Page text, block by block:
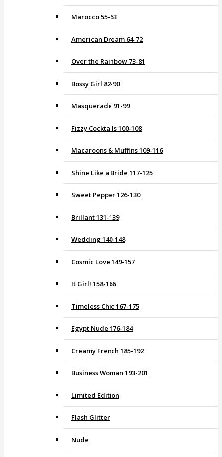
Marocco 55-63
American Dream 64-72
Over the Rainbow 73-81
Bossy Girl 82-90
Masquerade 91-99
Fizzy Cocktails 100-108
Macaroons & Muffins 109-116
Shine Like a Bride 117-125
Sweet Pepper 126-130
Brillant 131-139
Wedding 140-148
Cosmic Love 149-157
It Girl! 158-166
Timeless Chic 167-175
Egypt Nude 176-184
Creamy French 185-192
Business Woman 193-201
Limited Edition
Flash Glitter
Nude